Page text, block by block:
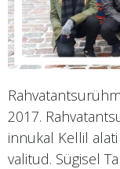
2017.
innukal Kellil
valitud. Sügisel